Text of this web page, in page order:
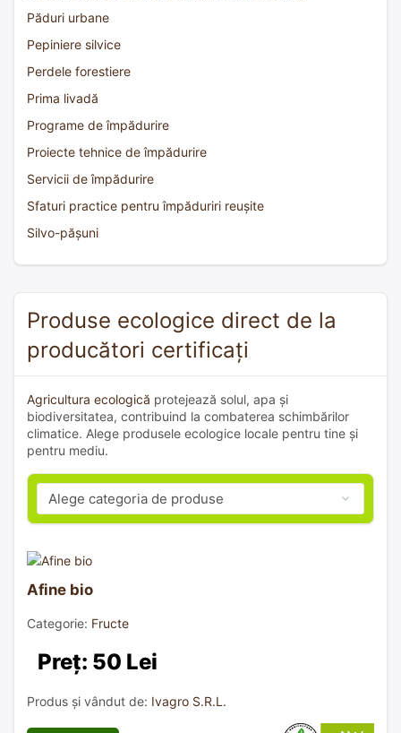
Păduri urbane
Pepiniere silvice
Perdele forestiere
Prima livadă
Programe de împădurire
Proiecte tehnice de împădurire
Servicii de împădurire
Sfaturi practice pentru împăduriri reușite
Silvo-pășuni
Produse ecologice direct de la
producători certificați
Agricultura ecologică protejează solul, apa și
biodiversitatea, contribuind la combaterea schimbărilor
climatice. Alege produsele ecologice locale pentru tine și
pentru mediu.
Afine bio
Categorie: Fructe
Preț: 50 Lei
Produs și vândut de: Ivagro S.R.L.